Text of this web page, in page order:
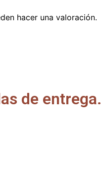
hacer una valoración.
de entrega.